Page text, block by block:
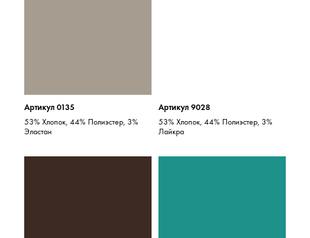
Артикул 0135
53% Хлопок, 44% Полиэстер, 3%
Эластан
Артикул 9028
53% Хлопок, 44% Полиэстер, 3%
Лайкра